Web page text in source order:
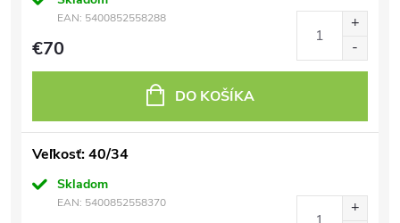
EAN: 5400852558288
€70
DO KOŠÍKA
Veľkosť: 40/34
Skladom
EAN: 5400852558370